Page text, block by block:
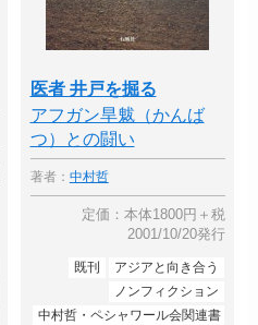
医者 井戸を掘る
アフガン旱魃（かんば
つ）との闘い
著者： 中村哲
定価：本体1800円＋税
2001/10/20発行
既刊
アジアと向き合う
ノンフィクション
中村哲・ペシャワール会関連書